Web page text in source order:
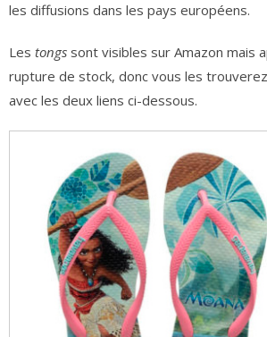
les diffusions dans les pays européens.
Les tongs sont visibles sur Amazon mais
rupture de stock, donc vous les
avec les deux liens ci-dessous.